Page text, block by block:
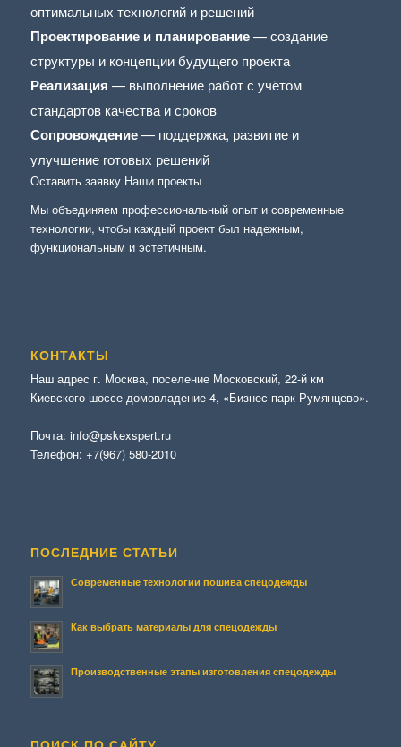
оптимальных технологий и решений
Проектирование и планирование— создание
структуры и концепции будущего проекта
Реализация — выполнение работ с учётом
стандартов качества и сроков
Сопровождение— поддержка, развитие и
улучшение готовых решений
Оставить заявку Наши проекты
Мы объединяем профессиональный опыт и современные
технологии, чтобы каждый проект был надежным,
функциональным и эстетичным.
КОНТАКТЫ
Наш адрес г. Москва, поселение Московский, 22-й км
Киевского шоссе домовладение 4, «Бизнес-парк Румянцево».
Почта: info@pskexspert.ru
Телефон: +7(967) 580-2010
ПОСЛЕДНИЕ СТАТЬИ
Современные технологии пошива спецодежды
Как выбрать материалы для спецодежды
Производственные этапы изготовления спецодежды